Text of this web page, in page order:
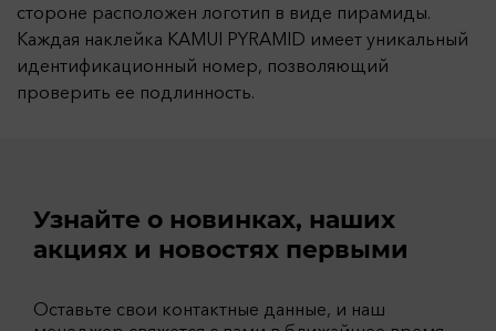
стороне расположен логотип в виде пирамиды.
Каждая наклейка KAMUI PYRAMID имеет уникальный
идентификационный номер, позволяющий
проверить ее подлинность.
Узнайте о новинках, наших
акциях и новостях первыми
Оставьте свои контактные данные, и наш